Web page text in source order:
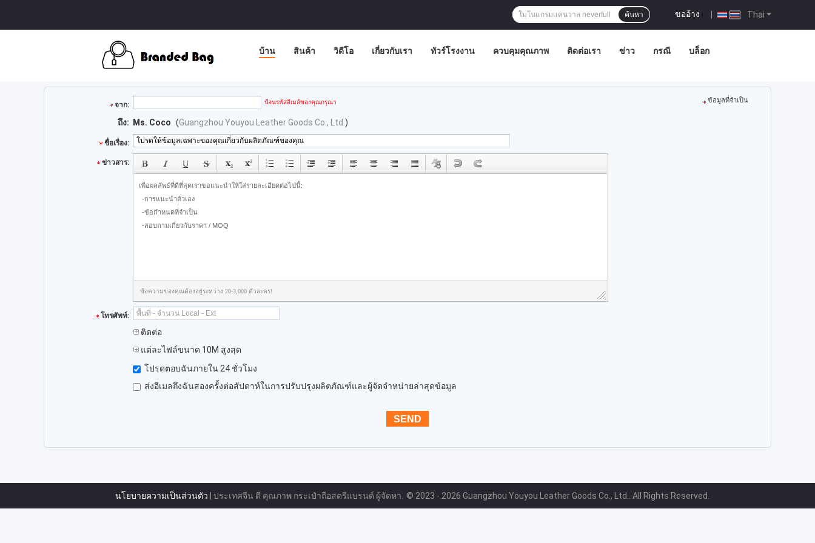
Thai
ขออ้าง |
ค้นหา
บ้าน สินค้า วิดีโอ เกี่ยวกับเรา ทัวร์โรงงาน ควบคุมคุณภาพ ติดต่อเรา ข่าว กรณี บล็อก
จาก: ป้อนรหัสอีเมล์ของคุณกรุณา ข้อมูลที่จำเป็น
ถึง: Ms. Coco (Guangzhou Youyou Leather Goods Co., Ltd. )
ชื่อเรื่อง:
ข่าวสาร:
ข้อความของคุณต้องอยู่ระหว่าง 20-3,000 ตัวละคร!
โทรศัพท์:
ติดต่อ
แต่ละไฟล์ขนาด 10M สูงสุด
โปรดตอบฉันภายใน 24 ชั่วโมง
ส่งอีเมลถึงฉันสองครั้งต่อสัปดาห์ในการปรับปรุงผลิตภัณฑ์และผู้จัดจำหน่ายล่าสุดข้อมูล
นโยบายความเป็นส่วนตัว | ประเทศจีน ดี คุณภาพ กระเป๋าถือสตรีแบรนด์ ผู้จัดหา. © 2023 - 2026 Guangzhou Youyou Leather Goods Co., Ltd.. All Rights Reserved.